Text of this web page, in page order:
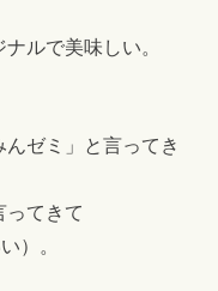
ルで美味しい。
ゼミ」と言ってき
ってきて
）。